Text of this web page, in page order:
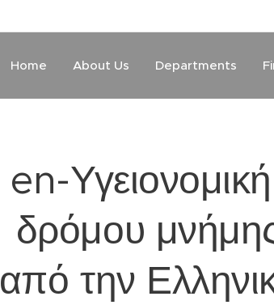
Home About Us Departments
en-
δρόμου
από την